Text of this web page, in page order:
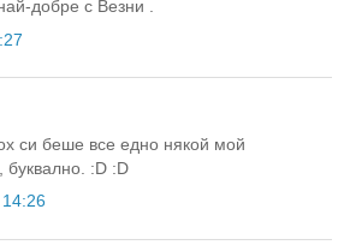
добре с Везни .
си беше все едно някой мой
буквално. :D :D